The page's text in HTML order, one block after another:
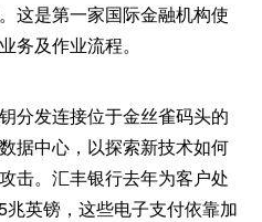
这是第一家国际金融机构使
务及作业流程。
分发连接位于金丝雀码头的
据中心，以探索新技术如何
击。汇丰银行去年为客户处
英镑，这些电子支付依靠加